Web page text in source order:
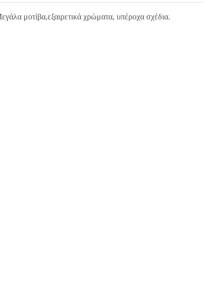
μοτίβα,εξαιρετικά χρώματα, υπέροχα σχέδια.